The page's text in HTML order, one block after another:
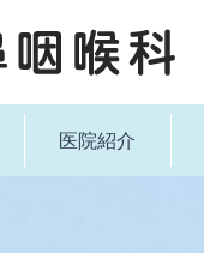
医院紹介